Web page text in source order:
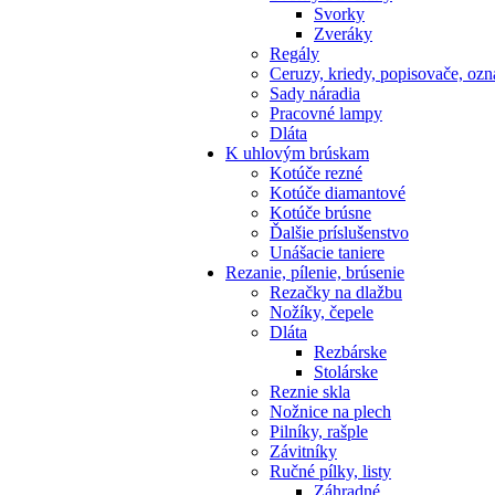
Svorky
Zveráky
Regály
Ceruzy, kriedy, popisovače,
Sady náradia
Pracovné lampy
Dláta
K uhlovým brúskam
Kotúče rezné
Kotúče diamantové
Kotúče brúsne
Ďalšie príslušenstvo
Unášacie taniere
Rezanie, pílenie, brúsenie
Rezačky na dlažbu
Nožíky, čepele
Dláta
Rezbárske
Stolárske
Reznie skla
Nožnice na plech
Pilníky, rašple
Závitníky
Ručné pílky, listy
Záhradné